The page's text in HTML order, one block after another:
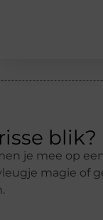
blik?
je mee op
magie of